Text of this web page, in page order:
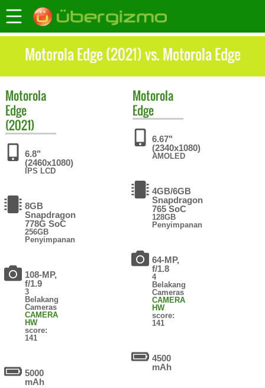
Motorola Edge (2021) vs. Motorola Edge
Motorola
Edge
(2021)
6.8"
(2460x1080)
IPS LCD
8GB
Snapdragon
778G SoC
256GB
Penyimpanan
108-MP,
f/1.9
3
Belakang
Cameras
CAMERA
HW
score:
141
5000
mAh
Motorola
Edge
6.67"
(2340x1080)
AMOLED
4GB/6GB
Snapdragon
765 SoC
128GB
Penyimpanan
64-MP,
f/1.8
4
Belakang
Cameras
CAMERA
HW
score:
141
4500
mAh